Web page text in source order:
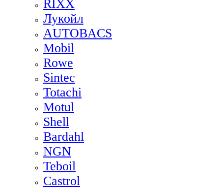
RIXX
Лукойл
AUTOBACS
Mobil
Rowe
Sintec
Totachi
Motul
Shell
Bardahl
NGN
Teboil
Castrol